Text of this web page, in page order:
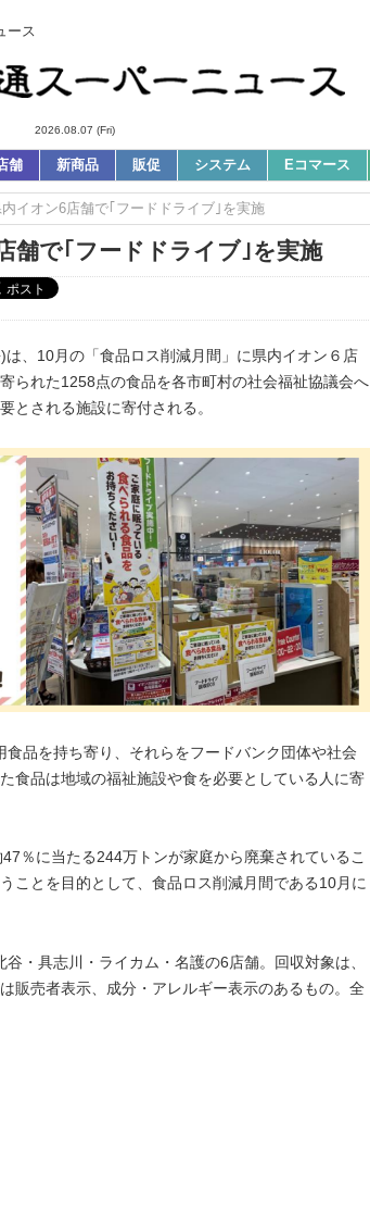
ース
2026.08.07 (Fri)
舗 新商品 販促 システム Eコマース
イオン6店舗で｢フードドライブ｣を実施
舗で｢フードドライブ｣を実施
、10月の「食品ロス削減月間」に県内イオン６店
られた1258点の食品を各市町村の社会福祉協議会へ
とされる施設に寄付される。
品を持ち寄り、それらをフードバンク団体や社会
食品は地域の福祉施設や食を必要としている人に寄
％に当たる244万トンが家庭から廃棄されているこ
ことを目的として、食品ロス削減月間である10月に
・具志川・ライカム・名護の6店舗。回収対象は、
販売者表示、成分・アレルギー表示のあるもの。全